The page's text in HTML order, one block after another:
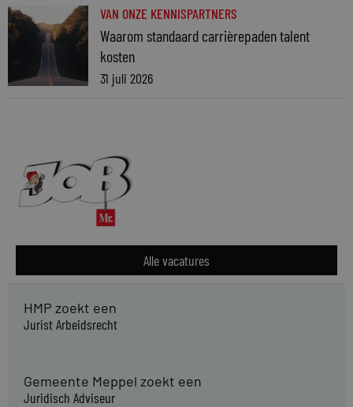
VAN ONZE KENNISPARTNERS
Waarom standaard carrièrepaden talent
kosten
31 juli 2026
Alle vacatures
HMP zoekt een
Jurist Arbeidsrecht
Gemeente Meppel zoekt een
Juridisch Adviseur